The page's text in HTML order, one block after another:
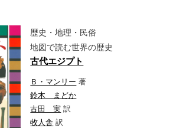
歴史・地理・民俗
地図で読む世界の歴史
古代エジプト
Ｂ・マンリー 著
鈴木 まどか
古田 実 訳
牧人舎 訳